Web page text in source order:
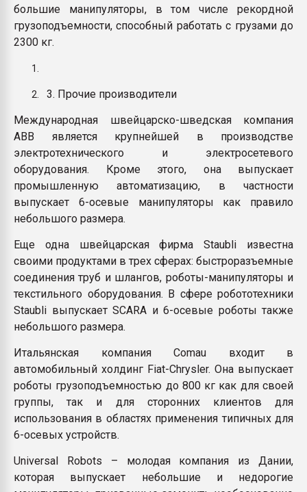
большие манипуляторы, в том числе рекордной
грузоподъемности, способный работать с грузами до
2300 кг.
3. Прочие производители
Международная швейцарско-шведская компания
АВВ является крупнейшей в производстве
электротехнического и электросетевого
оборудования. Кроме этого, она выпускает
промышленную автоматизацию, в частности
выпускает 6-осевые манипуляторы как правило
небольшого размера.
Еще одна швейцарская фирма Staubli известна
своими продуктами в трех сферах: быстроразъемные
соединения труб и шлангов, роботы-манипуляторы и
текстильного оборудования. В сфере робототехники
Staubli выпускает SCARA и 6-осевые роботы также
небольшого размера.
Итальянская компания Comau входит в
автомобильный холдинг Fiat-Chrysler. Она выпускает
роботы грузоподъемностью до 800 кг как для своей
группы, так и для сторонних клиентов для
использования в областях применения типичных для
6-осевых устройств.
Universal Robots – молодая компания из Дании,
которая выпускает небольшие и недорогие